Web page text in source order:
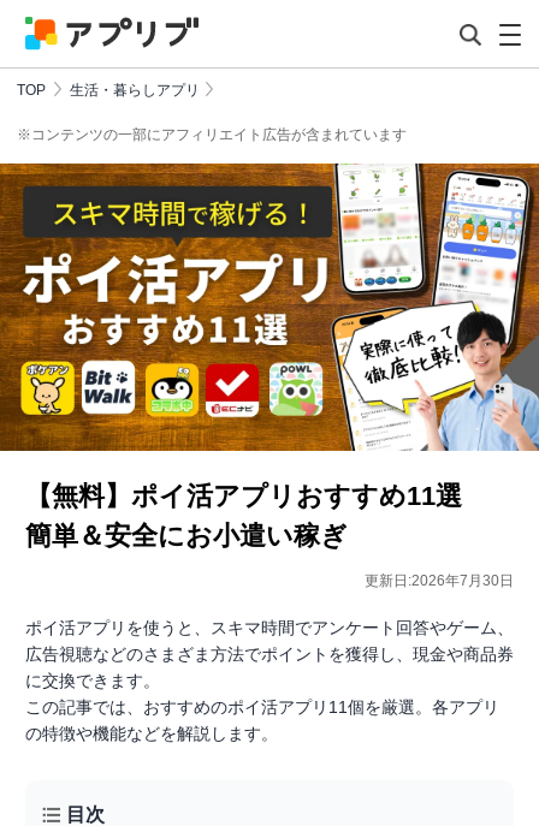
TOP 生活・暮らしアプリ
※コンテンツの一部にアフィリエイト広告が含まれています
【無料】ポイ活アプリおすすめ11選
簡単＆安全にお小遣い稼ぎ
更新日:2026年7月30日
ポイ活アプリを使うと、スキマ時間でアンケート回答やゲーム、
広告視聴などのさまざま方法でポイントを獲得し、現金や商品券
に交換できます。
この記事では、おすすめのポイ活アプリ11個を厳選。各アプリ
の特徴や機能などを解説します。
目次